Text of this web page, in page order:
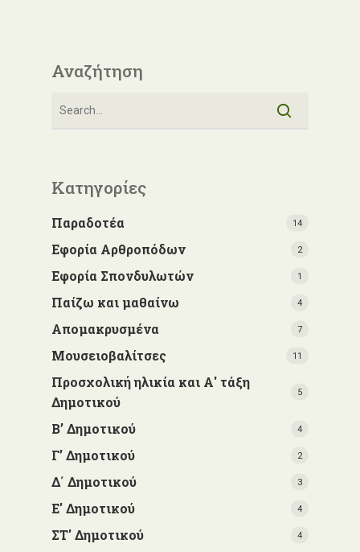
Αναζήτηση
Κατηγορίες
Παραδοτέα 14
Εφορία Αρθροπόδων 2
Εφορία Σπονδυλωτών 1
Παίζω και μαθαίνω 4
Απομακρυσμένα 7
Μουσειοβαλίτσες 11
Προσχολική ηλικία και Α' τάξη
Δημοτικού
5
Β’ Δημοτικού 4
Γ’ Δημοτικού 2
Δ΄ Δημοτικού 3
Ε' Δημοτικού 4
ΣΤ' Δημοτικού 4